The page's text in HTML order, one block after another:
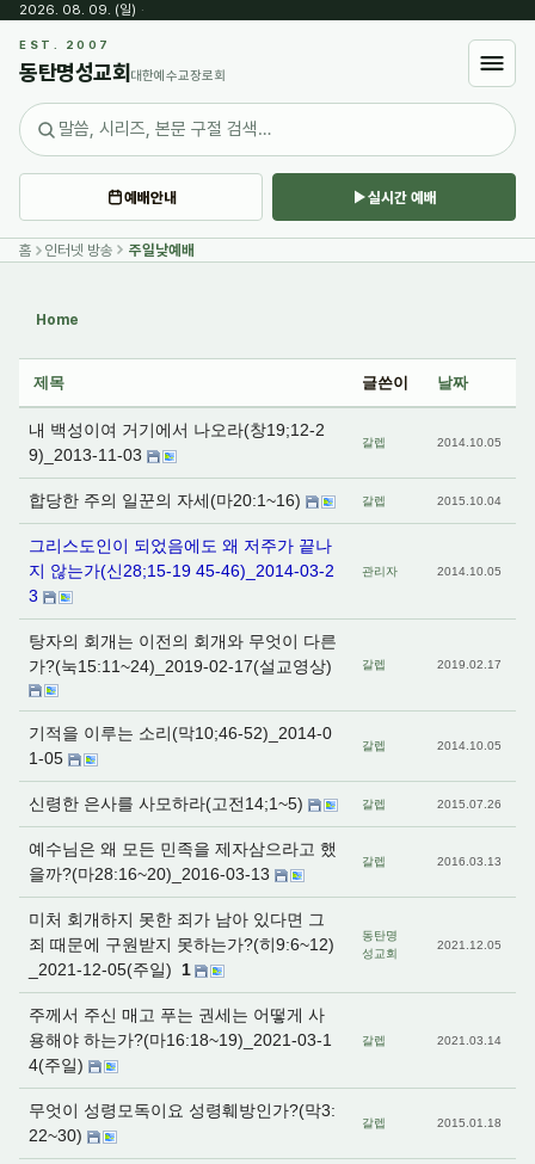
2026. 08. 09. (일) ·
EST. 2007
동탄명성교회 대한예수교장로회
예배안내 실시간 예배
홈 인터넷 방송 주일낮예배
Home
제목 글쓴이 날짜
내 백성이여 거기에서 나오라(창19;12-2
9)_2013-11-03
갈렙 2014.10.05
합당한 주의 일꾼의 자세(마20:1~16) 갈렙 2015.10.04
그리스도인이 되었음에도 왜 저주가 끝나
지 않는가(신28;15-19 45-46)_2014-03-2
3
관리자 2014.10.05
탕자의 회개는 이전의 회개와 무엇이 다른
가?(눅15:11~24)_2019-02-17(설교영상)
갈렙 2019.02.17
기적을 이루는 소리(막10;46-52)_2014-0
1-05
갈렙 2014.10.05
신령한 은사를 사모하라(고전14;1~5) 갈렙 2015.07.26
예수님은 왜 모든 민족을 제자삼으라고 했
을까?(마28:16~20)_2016-03-13
갈렙 2016.03.13
미처 회개하지 못한 죄가 남아 있다면 그
죄 때문에 구원받지 못하는가?(히9:6~12)
_2021-12-05(주일)
1
동탄명
성교회
2021.12.05
주께서 주신 매고 푸는 권세는 어떻게 사
용해야 하는가?(마16:18~19)_2021-03-1
4(주일)
갈렙 2021.03.14
무엇이 성령모독이요 성령훼방인가?(막3:
22~30)
갈렙 2015.01.18
Sketchbook5, 스케치북5
Sketchbook5, 스케치북5